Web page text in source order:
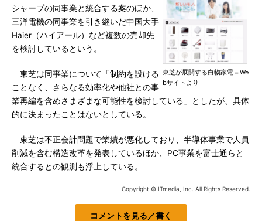
東芝が展開する白物家電＝We
bサイトより
シャープの同事業と統合する案のほか、
三洋電機の同事業を引き継いだ中国大手
Haier（ハイアール）など複数の売却先
を検討しているという。
東芝は同事業について「制約を設ける
ことなく、さらなる効率化や他社との事
業再編を含めさまざまな可能性を検討している」としたが、具体
的に決まったことはないとしている。
東芝は不正会計問題で業績が悪化しており、半導体事業で人員
削減を含む構造改革を発表しているほか、PC事業を富士通らと
統合するとの観測も浮上している。
Copyright © ITmedia, Inc. All Rights Reserved.
コメントを見る／書く